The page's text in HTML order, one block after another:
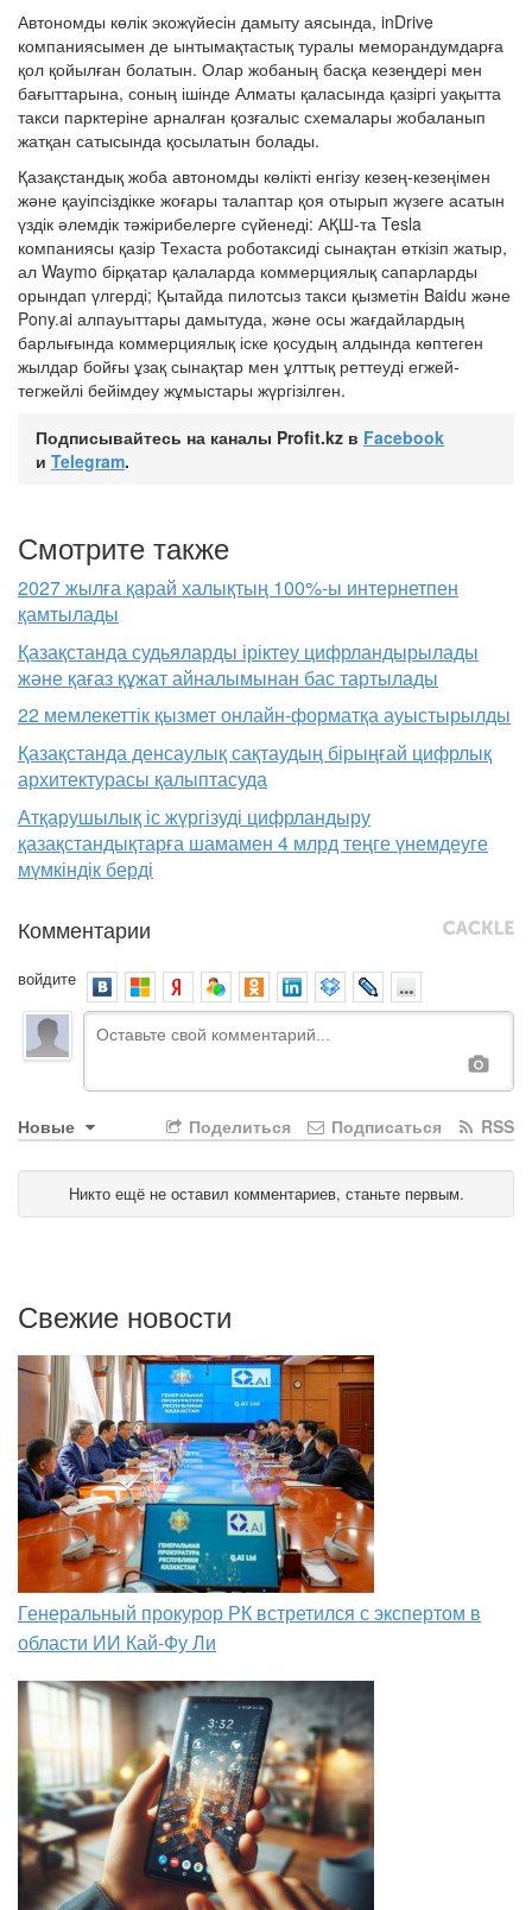
Автономды көлік экожүйесін дамыту аясында, inDrive
компаниясымен де ынтымақтастық туралы меморандумдарға
қол қойылған болатын. Олар жобаның басқа кезеңдері мен
бағыттарына, соның ішінде Алматы қаласында қазіргі уақытта
такси парктеріне арналған қозғалыс схемалары жобаланып
жатқан сатысында қосылатын болады.
Қазақстандық жоба автономды көлікті енгізу кезең-кезеңімен
және қауіпсіздікке жоғары талаптар қоя отырып жүзеге асатын
үздік әлемдік тәжірибелерге сүйенеді: АҚШ-та Tesla
компаниясы қазір Техаста роботаксиді сынақтан өткізіп жатыр,
ал Waymo бірқатар қалаларда коммерциялық сапарларды
орындап үлгерді; Қытайда пилотсыз такси қызметін Baidu және
Pony.ai алпауыттары дамытуда, және осы жағдайлардың
барлығында коммерциялық іске қосудың алдында көптеген
жылдар бойғы ұзақ сынақтар мен ұлттық реттеуді егжей-
тегжейлі бейімдеу жұмыстары жүргізілген.
Подписывайтесь на каналы Profit.kz в Facebook
и Telegram.
Смотрите также
2027 жылға қарай халықтың 100%-ы интернетпен
қамтылады
Қазақстанда судьяларды іріктеу цифрландырылады
және қағаз құжат айналымынан бас тартылады
22 мемлекеттік қызмет онлайн-форматқа ауыстырылды
Қазақстанда денсаулық сақтаудың бірыңғай цифрлық
архитектурасы қалыптасуда
Атқарушылық іс жүргізуді цифрландыру
қазақстандықтарға шамамен 4 млрд теңге үнемдеуге
мүмкіндік берді
Комментарии
войдите
Новые RSS
Подписаться
Поделиться
Никто ещё не оставил комментариев, станьте первым.
Свежие новости
Генеральный прокурор РК встретился с экспертом в
области ИИ Кай-Фу Ли